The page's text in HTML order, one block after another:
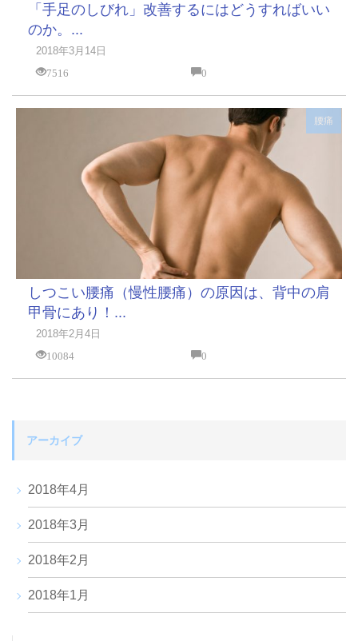
「手足のしびれ」改善するにはどうすればいい
のか。...
2018年3月14日
7516
0
腰痛
しつこい腰痛（慢性腰痛）の原因は、背中の肩
甲骨にあり！...
2018年2月4日
10084
0
アーカイブ
2018年4月
2018年3月
2018年2月
2018年1月